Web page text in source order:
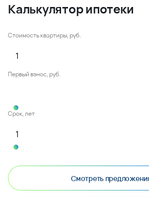
Калькулятор ипотеки
Стоимость квартиры, руб.
Первый взнос, руб.
Срок, лет
Смотреть